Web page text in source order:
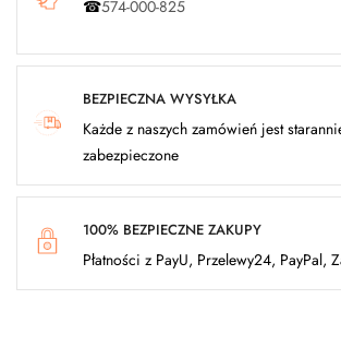
☎574-000-825
BEZPIECZNA WYSYŁKA
Każde z naszych zamówień jest
zabezpieczone
100% BEZPIECZNE ZAKUPY
Płatności z PayU, Przelewy24, PayPal,